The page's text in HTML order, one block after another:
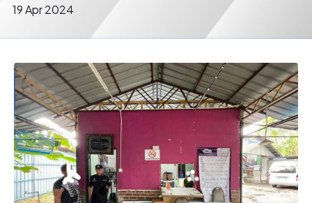
19 Apr 2024